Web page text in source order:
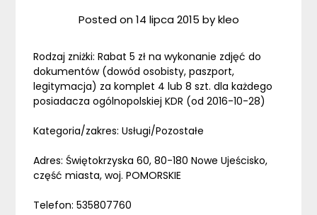
Posted on14 lipca 2015 bykleo
Rodzaj zniżki: Rabat 5 zł na wykonanie zdjęć do
dokumentów (dowód osobisty, paszport,
legitymacja) za komplet 4 lub 8 szt. dla każdego
posiadacza ogólnopolskiej KDR (od 2016-10-28)
Kategoria/zakres: Usługi/Pozostałe
Adres: Świętokrzyska 60, 80-180 Nowe Ujeścisko,
część miasta, woj. POMORSKIE
Telefon: 535807760